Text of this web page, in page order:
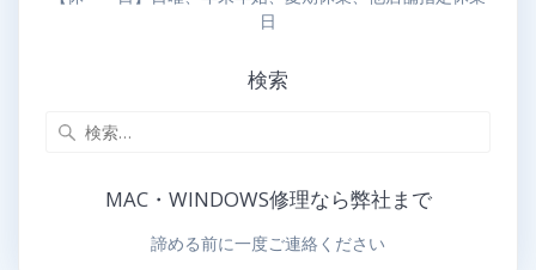
日
検索
MAC・WINDOWS修理なら弊社まで
諦める前に一度ご連絡ください